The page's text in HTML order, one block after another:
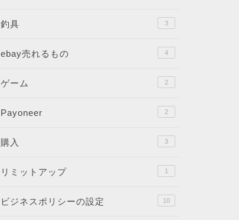
釣具 3
ebay売れるもの 4
ゲーム 2
Payoneer 2
購入 3
リミットアップ 1
ビジネスポリシーの設定 10